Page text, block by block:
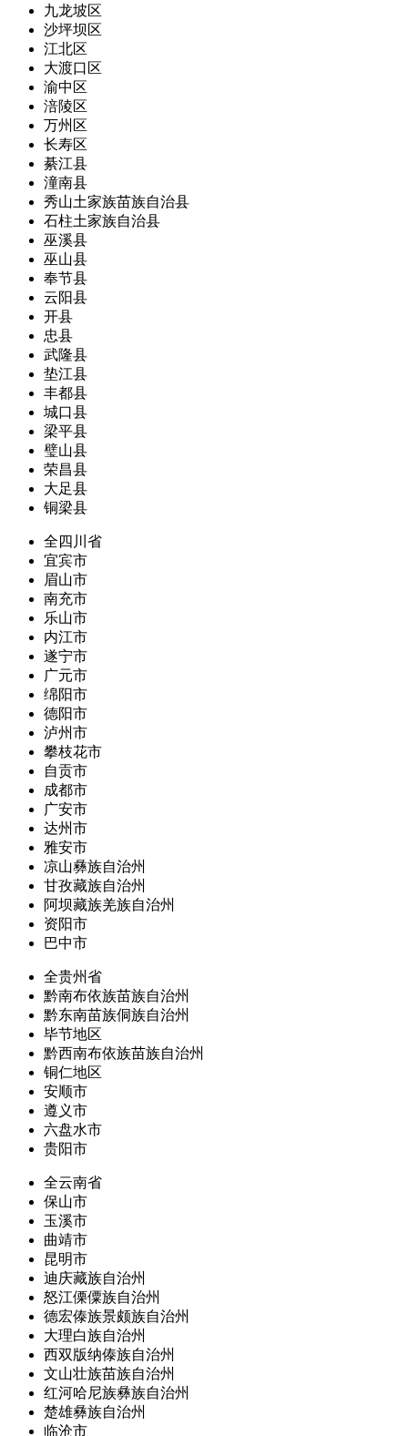
九龙坡区
沙坪坝区
江北区
大渡口区
渝中区
涪陵区
万州区
长寿区
綦江县
潼南县
秀山土家族苗族自治县
石柱土家族自治县
巫溪县
巫山县
奉节县
云阳县
开县
忠县
武隆县
垫江县
丰都县
城口县
梁平县
璧山县
荣昌县
大足县
铜梁县
全四川省
宜宾市
眉山市
南充市
乐山市
内江市
遂宁市
广元市
绵阳市
德阳市
泸州市
攀枝花市
自贡市
成都市
广安市
达州市
雅安市
凉山彝族自治州
甘孜藏族自治州
阿坝藏族羌族自治州
资阳市
巴中市
全贵州省
黔南布依族苗族自治州
黔东南苗族侗族自治州
毕节地区
黔西南布依族苗族自治州
铜仁地区
安顺市
遵义市
六盘水市
贵阳市
全云南省
保山市
玉溪市
曲靖市
昆明市
迪庆藏族自治州
怒江傈僳族自治州
德宏傣族景颇族自治州
大理白族自治州
西双版纳傣族自治州
文山壮族苗族自治州
红河哈尼族彝族自治州
楚雄彝族自治州
临沧市